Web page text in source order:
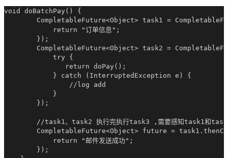
void doBatchPay() {
CompletableFuture<Object> task1 =
            return "订单信息";
        });
CompletableFuture<Object> task2 =
            try {
               return doPay();
            } catch (InterruptedException e) {
                //log add
            }
        });
//task1、task2 执行完执行task3 ,需要感知task1和
CompletableFuture<Object> future =
            return "邮件发送成功";
        });